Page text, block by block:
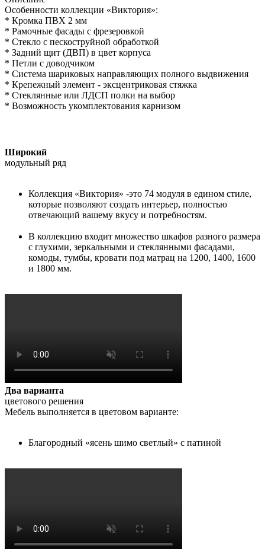
Особенности коллекции «Виктория»:
* Кромка ПВХ 2 мм
* Рамочные фасады с фрезеровкой
* Стекло с пескоструйной обработкой
* Задний щит (ДВП) в цвет корпуса
* Петли с доводчиком
* Система шариковых направляющих полного выдвижения
* Крепежный элемент - эксцентриковая стяжка
* Стеклянные или ЛДСП полки на выбор
* Возможность укомплектования карнизом
Широкий
модульный ряд
Коллекция «Виктория» -это 74 модуля в едином стиле,
которые позволяют создать интерьер, полностью
отвечающий вашему вкусу и потребностям.
В коллекцию входит множество шкафов разного размера
с глухими, зеркальными и стеклянными фасадами,
комоды, тумбы, кровати под матрац на 1200, 1400, 1600
и 1800 мм.
Два варианта
цветового решения
Мебель выполняется в цветовом варианте:
Благородный «ясень шимо светлый» с патиной